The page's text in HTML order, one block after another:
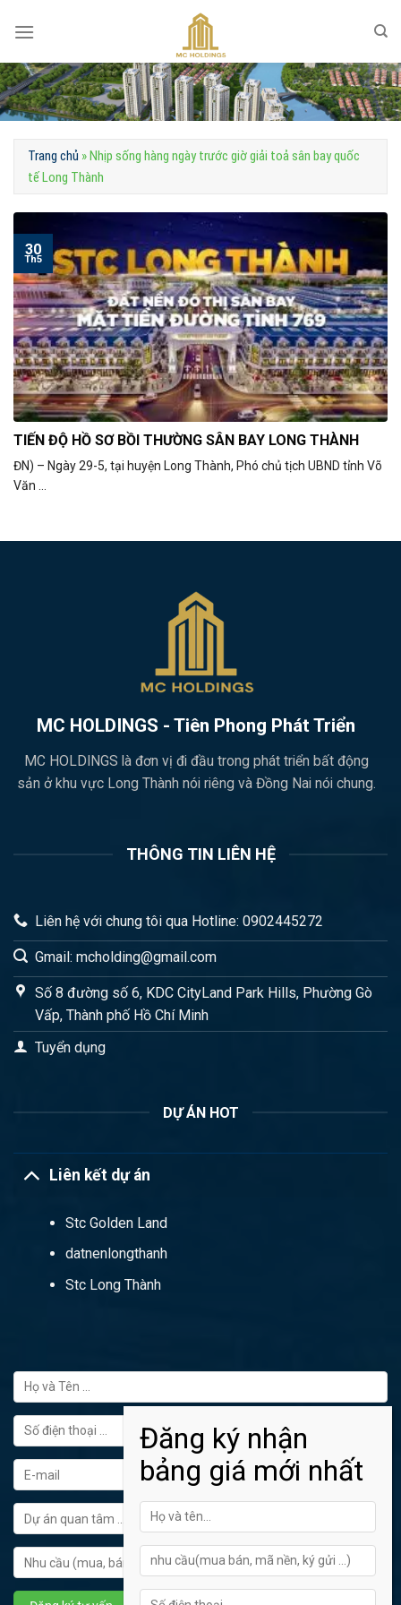
Trang chủ »Nhịp sống hàng ngày trước giờ giải toả sân bay quốc
tế Long Thành
TIẾN ĐỘ HỒ SƠ BỒI THƯỜNG SÂN BAY LONG THÀNH
ĐN) – Ngày 29-5, tại huyện Long Thành, Phó chủ tịch UBND tỉnh Võ
Văn ...
30
Th5
MC HOLDINGS - Tiên Phong Phát Triển
MC HOLDINGS là đơn vị đi đầu trong phát triển bất động
sản ở khu vực Long Thành nói riêng và Đồng Nai nói chung.
THÔNG TIN LIÊN HỆ
Liên hệ với chung tôi qua Hotline: 0902445272
Gmail: mcholding@gmail.com
Số 8 đường số 6, KDC CityLand Park Hills, Phường Gò
Vấp, Thành phố Hồ Chí Minh
Tuyển dụng
DỰ ÁN HOT
Liên kết dự án
Stc Golden Land
datnenlongthanh
Stc Long Thành
FORM ĐĂNG KÝ TƯ VẤN